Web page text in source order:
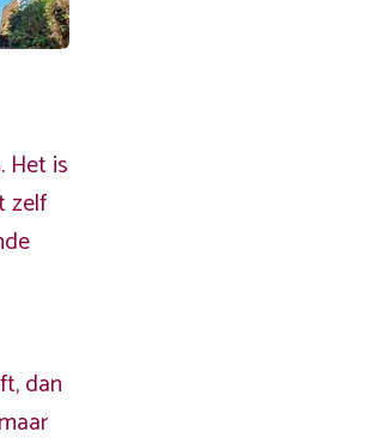
Het is
zelf
dan